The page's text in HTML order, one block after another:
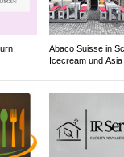
Abaco Suisse in
Icecream und